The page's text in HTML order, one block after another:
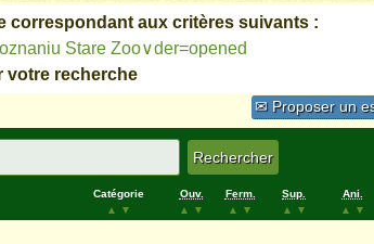
correspondant aux critères suivants :
Stare Zoo∨der=opened
votre recherche
✉ Proposer un
Catégorie
▲
▼
Ouv.
▲
▼
Ferm.
▲
▼
Sup.
▲
▼
Ani.
▲
▼